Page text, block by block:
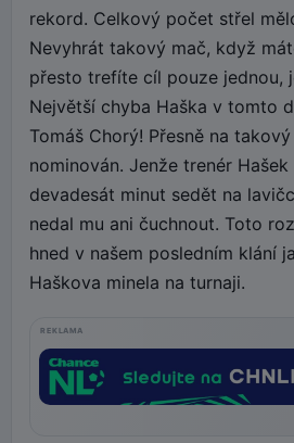
rekord. Celkový počet střel
Nevyhrát takový mač, když
přesto trefíte cíl pouze jednou,
Největší chyba Haška v tomto
Tomáš Chorý! Přesně na
nominován. Jenže trenér
devadesát minut sedět na
nedal mu ani čuchnout. Toto
hned v našem posledním klání
Haškova minela na turnaji.
REKLAMA